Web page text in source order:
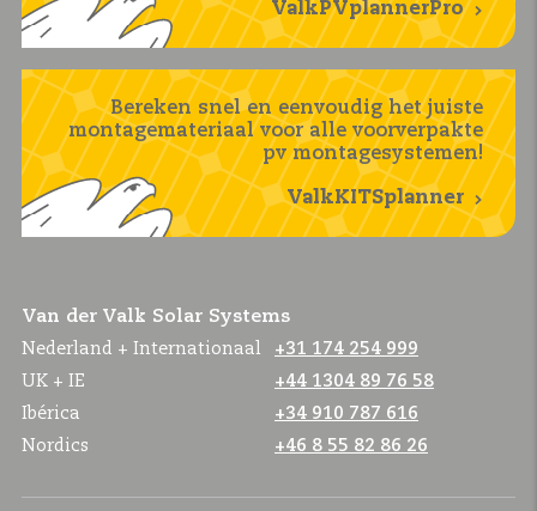
ValkPVplannerPro
Bereken snel en eenvoudig het juiste
montagemateriaal voor alle voorverpakte
pv montagesystemen!
ValkKITSplanner
Van der Valk Solar Systems
Nederland + Internationaal
+31 174 254 999
UK + IE
+44 1304 89 76 58
Ibérica
+34 910 787 616
Nordics
+46 8 55 82 86 26